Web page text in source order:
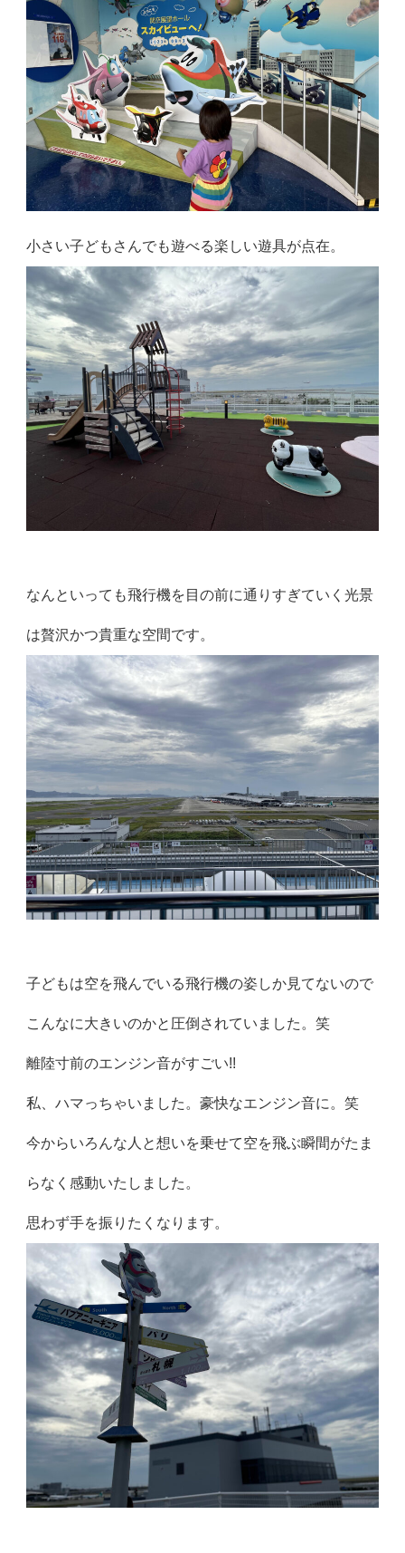
小さい子どもさんでも遊べる楽しい遊具が点在。
なんといっても飛行機を目の前に通りすぎていく光景
は贅沢かつ貴重な空間です。
子どもは空を飛んでいる飛行機の姿しか見てないので
こんなに大きいのかと圧倒されていました。笑
離陸寸前のエンジン音がすごい!!
私、ハマっちゃいました。豪快なエンジン音に。笑
今からいろんな人と想いを乗せて空を飛ぶ瞬間がたま
らなく感動いたしました。
思わず手を振りたくなります。